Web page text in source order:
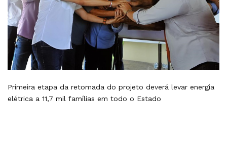
Primeira etapa da retomada do projeto deverá levar energia
elétrica a 11,7 mil famílias em todo o Estado